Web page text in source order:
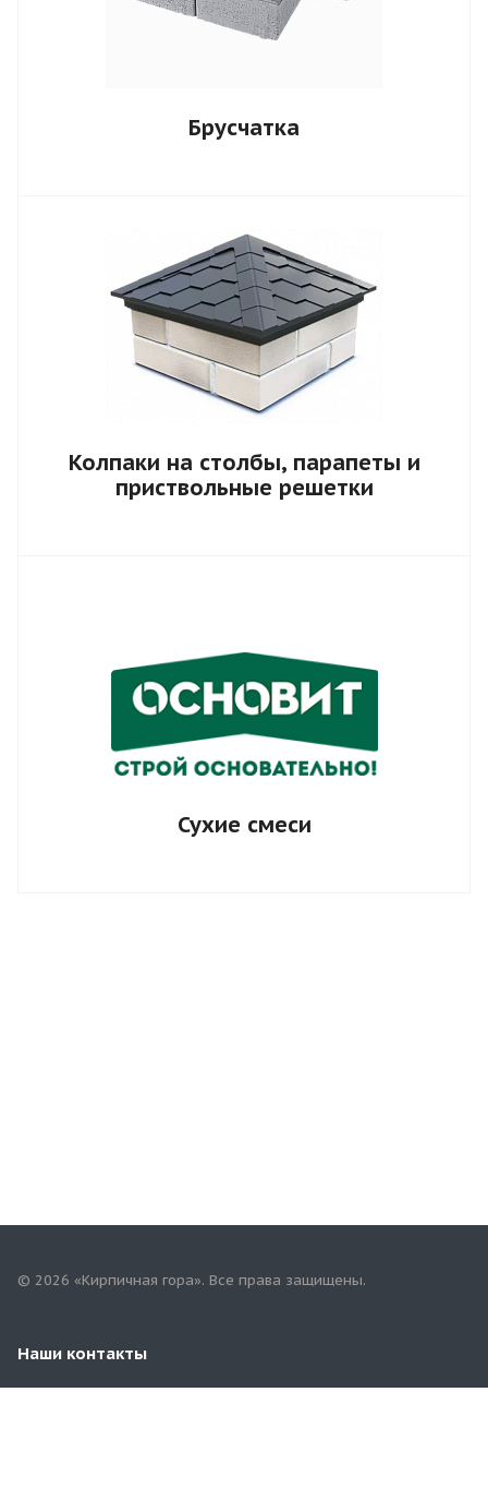
Брусчатка
Колпаки на столбы, парапеты и
приствольные решетки
Сухие смеси
© 2026 «Кирпичная гора». Все права защищены.
Наши контакты
+7(967)757-68-68